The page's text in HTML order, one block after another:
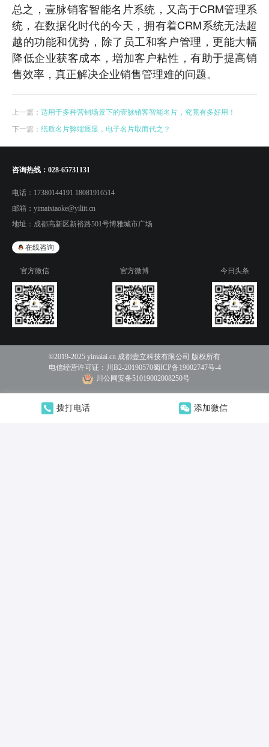
总之，壹脉销客智能名片系统，又高于CRM管理系
统，在数据化时代的今天，拥有着CRM系统无法超
越的功能和优势，除了员工和客户管理，更能大幅
降低企业获客成本，增加客户粘性，有助于提高销
售效率，真正解决企业销售管理难的问题。
上一篇： 适用于多种营销场景下的壹脉销客智能名片，究竟有多好用！
下一篇： 纸质名片弊端逐显，电子名片取而代之？
拨打电话 添加微信
咨询热线： 028-65731131
电话： 17380144191 18081916514
邮箱： yimaixiaoke@yiliit.cn
地址： 成都高新区新裕路501号博雅城市广场
在线咨询
官方微信 官方微博 今日头条
©2019-2025 yimaiai.cn 成都壹立科技有限公司 版权所有
电信经营许可证： 川B2-20190570蜀ICP备19002747号-4
川公网安备51019002008250号